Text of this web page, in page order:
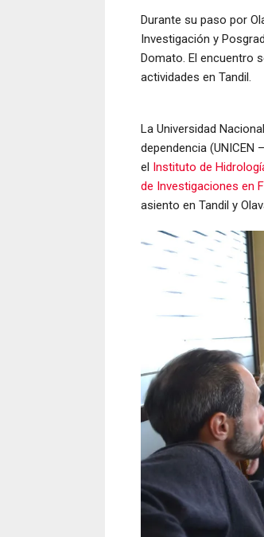
Durante su paso por
Investigación y
Domato. El encuentro
actividades en Tandil.
La Universidad
dependencia (UNICEN
el Instituto de
de Investigaciones en
asiento en Tandil y